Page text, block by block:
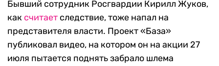
Бывший сотрудник Росгвардии Кирилл Жуков,
как считает следствие, тоже напал на
представителя власти. Проект «База»
публиковал видео, на котором он на акции 27
июля пытается поднять забрало шлема